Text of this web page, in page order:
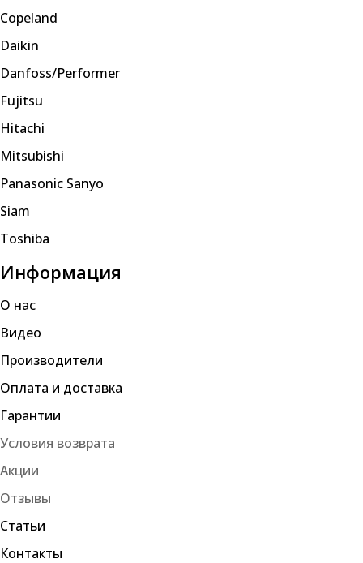
Copeland
Daikin
Danfoss/Performer
Fujitsu
Hitachi
Mitsubishi
Panasonic Sanyo
Siam
Toshiba
Информация
О нас
Видео
Производители
Оплата и доставка
Гарантии
Условия возврата
Акции
Отзывы
Статьи
Контакты